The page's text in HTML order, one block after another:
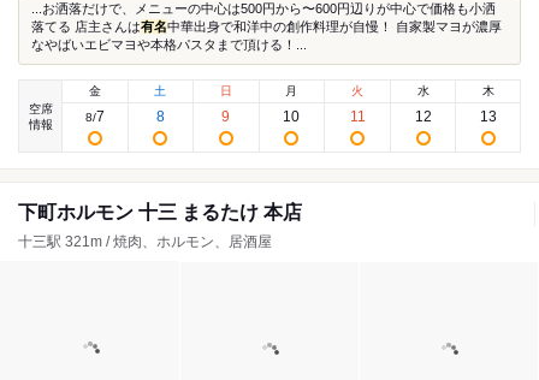
...お洒落だけで、メニューの中心は500円から〜600円辺りが中心で価格も小洒
落てる 店主さんは有名中華出身で和洋中の創作料理が自慢！ 自家製マヨが濃厚
なやばいエビマヨや本格パスタまで頂ける！...
空席
情報
金
8/7
土
8
日
9
月
10
火
11
水
12
木
13
下町ホルモン 十三 まるたけ 本店
十三駅 321m / 焼肉、ホルモン、居酒屋